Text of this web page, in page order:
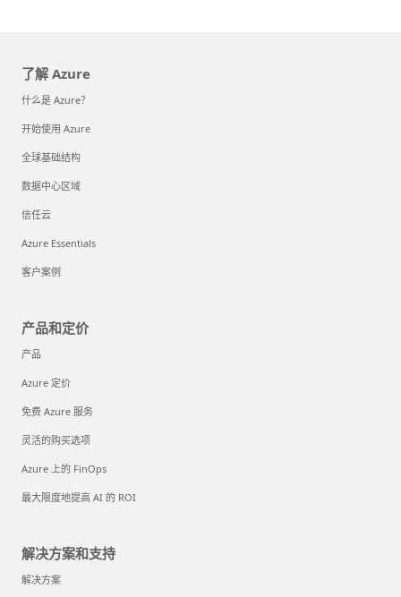
了解 Azure
什么是 Azure？
开始使用 Azure
全球基础结构
数据中心区域
信任云
Azure Essentials
客户案例
产品和定价
产品
Azure 定价
免费 Azure 服务
灵活的购买选项
Azure 上的 FinOps
最大限度地提高 AI 的 ROI
解决方案和支持
解决方案